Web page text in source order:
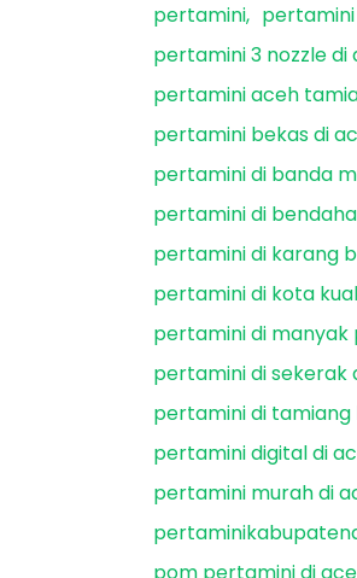
pertamini
pertamini
pertamini 3 nozzle
pertamini aceh
pertamini bekas di
pertamini di banda
pertamini di
pertamini di karang
pertamini di kota
pertamini di
pertamini di sekerak
pertamini di
pertamini digital di
pertamini murah di